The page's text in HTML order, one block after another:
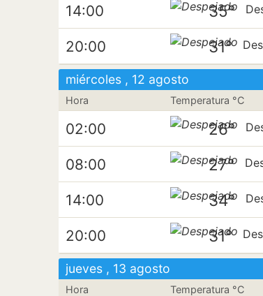
14:00 35°
20:00 31°
miércoles , 12 agosto
Hora Temperatura °C
02:00 26°
08:00 27°
14:00 34°
20:00 31°
jueves , 13 agosto
Hora Temperatura °C